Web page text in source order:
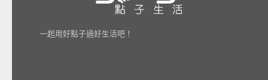
一起用好點子過好生活吧！